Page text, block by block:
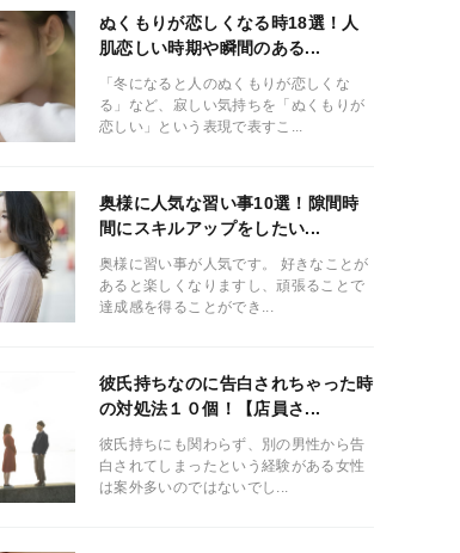
ぬくもりが恋しくなる時18選！人
肌恋しい時期や瞬間のある...
「冬になると人のぬくもりが恋しくな
る」など、寂しい気持ちを「ぬくもりが
恋しい」という表現で表すこ...
奥様に人気な習い事10選！隙間時
間にスキルアップをしたい...
奥様に習い事が人気です。 好きなことが
あると楽しくなりますし、頑張ることで
達成感を得ることができ...
彼氏持ちなのに告白されちゃった時
の対処法１０個！【店員さ...
彼氏持ちにも関わらず、別の男性から告
白されてしまったという経験がある女性
は案外多いのではないでし...